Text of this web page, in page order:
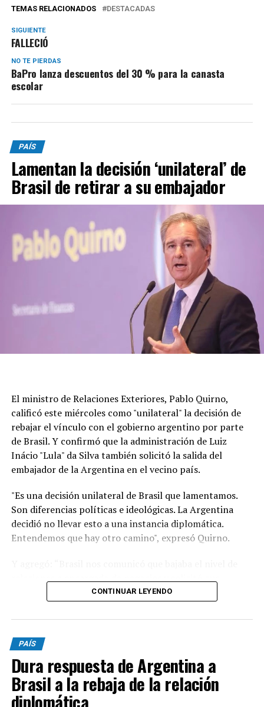
TEMAS RELACIONADOS DESTACADAS
SIGUIENTE
FALLECIÓ
NO TE PIERDAS
BaPro lanza descuentos del 30 % para la canasta
escolar
PAÍS
Lamentan la decisión ‘unilateral’ de
Brasil de retirar a su embajador
El ministro de Relaciones Exteriores, Pablo Quirno,
calificó este miércoles como "unilateral" la decisión de
rebajar el vínculo con el gobierno argentino por parte
de Brasil. Y confirmó que la administración de Luiz
Inácio "Lula" da Silva también solicitó la salida del
embajador de la Argentina en el vecino país.
"Es una decisión unilateral de Brasil que lamentamos.
Son diferencias políticas e ideológicas. La Argentina
decidió no llevar esto a una instancia diplomática.
Entendemos que hay otro camino", expresó Quirno.
nuestro embajador en Brasilia (Daniel Raimondi) se
electorales cuando el presidente de Brasil visitó, previo
a los comicios del año pasado, a Cristina Kirchner en su
prisión domiciliaria y no hubo de nuestra parte ningún
tipo de problemas ni quejas. Son las reglas del juego",
aseveró.
CONTINUAR LEYENDO
PAÍS
Dura respuesta de Argentina a
Brasil a la rebaja de la relación
diplomática